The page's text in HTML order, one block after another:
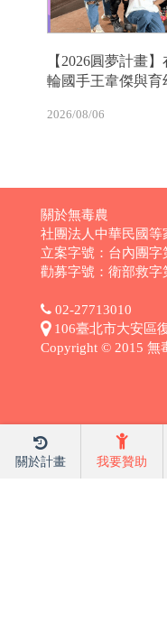
【2026圓夢計畫
輪國手王韋傑與
2026/08/06
關於計畫 我要贊助
關於無毒農
社團法人中華民國
立案字號：台內團字
勸募字號：衛部救字
02-27713010
106臺北市大安區
Copyright © 2015 無